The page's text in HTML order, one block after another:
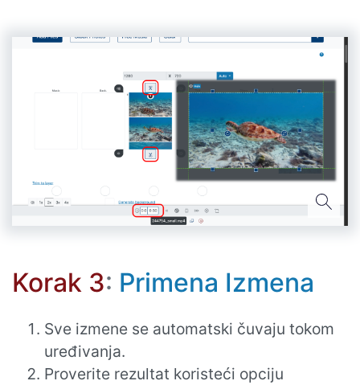
Korak 3: Primena Izmena
Sve izmene se automatski čuvaju tokom
uređivanja.
Proverite rezultat koristeći opciju